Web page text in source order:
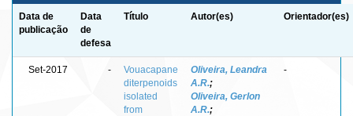
Data de
publicação
Data
de
defesa
Título Autor(es) Orientador(es)
Set-2017 -
Vouacapane
diterpenoids
isolated
from
Oliveira, Leandra
A.R.;
Oliveira, Gerlon
A.R.;
-